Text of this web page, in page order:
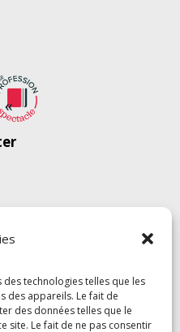
technologies telles que les
des appareils. Le fait de
des données telles que le
site. Le fait de ne pas consentir